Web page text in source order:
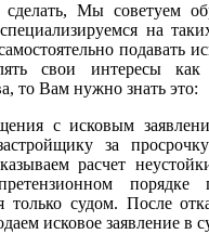
Мы советуем
на
подавать
свои интересы как
то Вам нужно знать это:
с исковым
за
расчет
порядке
только судом. После
исковое заявление в